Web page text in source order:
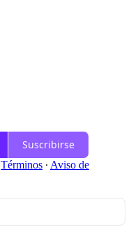
Suscribirse
Términos ∙ Aviso de